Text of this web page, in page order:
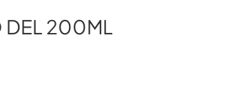
DEL 200ML